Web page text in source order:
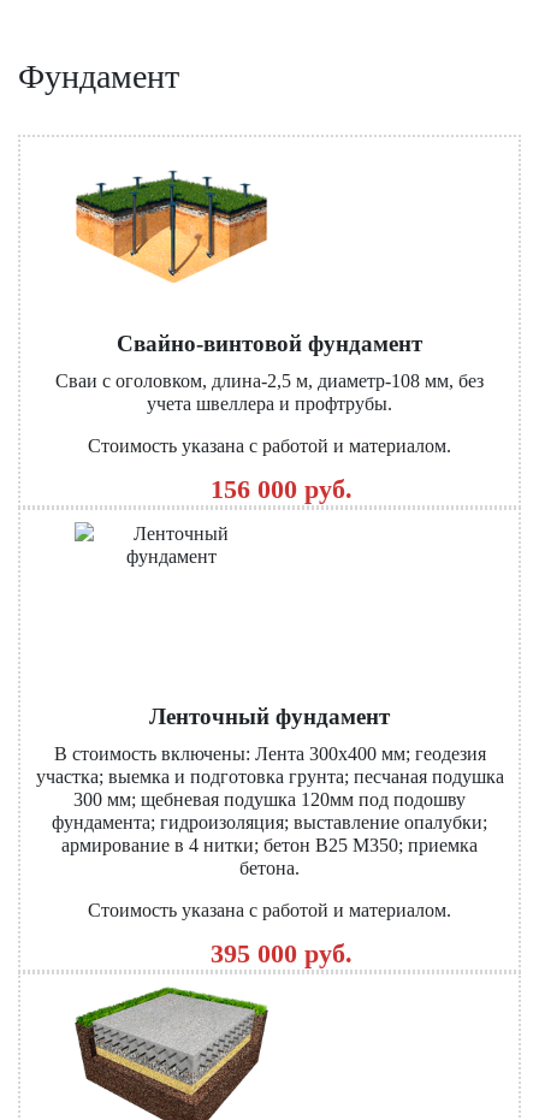
Фундамент
Свайно-винтовой фундамент
Сваи с оголовком, длина-2,5 м, диаметр-108 мм, без
учета швеллера и профтрубы.
Стоимость указана с работой и материалом.
156 000 руб.
Ленточный фундамент
В стоимость включены: Лента 300х400 мм; геодезия
участка; выемка и подготовка грунта; песчаная подушка
300 мм; щебневая подушка 120мм под подошву
фундамента; гидроизоляция; выставление опалубки;
армирование в 4 нитки; бетон В25 М350; приемка
бетона.
Стоимость указана с работой и материалом.
395 000 руб.